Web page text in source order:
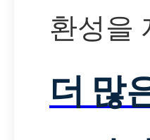
환성을
더 많